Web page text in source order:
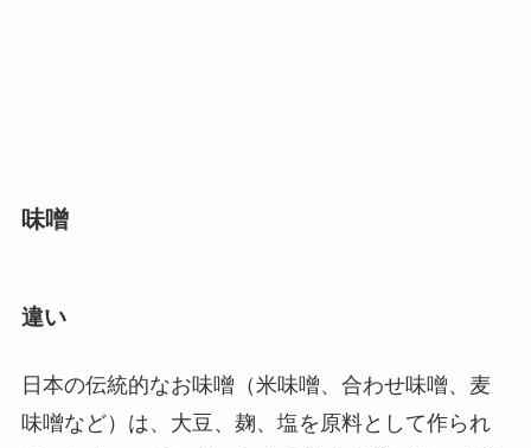
味噌
違い
日本の伝統的なお味噌（米味噌、合わせ味噌、麦
味噌など）は、大豆、麹、塩を原料として作られ